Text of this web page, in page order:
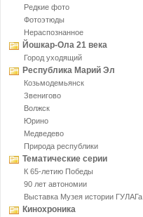
Редкие фото
Фотоэтюды
Нераспознанное
Йошкар-Ола 21 века
Город уходящий
Республика Марий Эл
Козьмодемьянск
Звенигово
Волжск
Юрино
Медведево
Природа республики
Тематические серии
К 65-летию Победы
90 лет автономии
Выставка Музея истории ГУЛАГа
Кинохроника